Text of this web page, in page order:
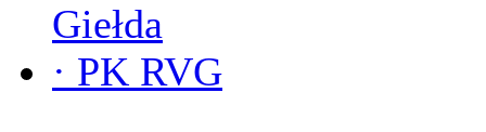
Giełda
· PK RVG